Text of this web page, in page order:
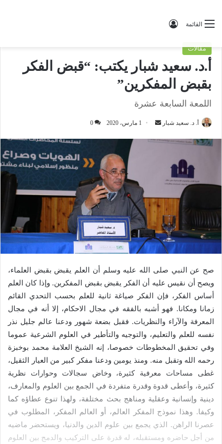
القائمة
مقالات
أ.د. سعيد شبار يكتب: “قبض الفكر
بقبض المفكرين”
اللمعة السابعة عشرة
أ. د. سعيد شبار
د
إ
ل
ك
ي
ا
1 مارس، 2020 0
صح عن النبي صلى الله عليه وسلم أن العلم يقبض بقبض العلماء،
ويصح أن نقيس عليه أن الفكر يقبض بقبض المفكرين. وإذا كان العلم
أساس الفكر، فإن الفكر صياغة ثانية للعلم بحسب التحدي القائم
زمانا ومكانا. فهو أشبه بالفقه في مجال الاحكام، إلا أنه في مجال
المعرفة والآراء والنظريات. فقبل بضعة شهور ودعنا عالم جليل نذر
نفسه للعلم والتعليم، والتوجيه والتأطير في العلوم الشرعية عموما
وفي تحقيق المخطوطات خصوصا، إنه الشيخ العلامة محمد بوخبزة
رحمه الله وتقبل منه. ومنذ يومين ودعنا مفكر كبير من العيار الثقيل،
غطى مساحات معرفية كثيرة، وخاض سجالات وحوارات نظرية
كثيرة، وأعطى قدوة وقدرة متفردة في الجمع بين العلوم والمعارف،
دينية وإنسانية وعقلية ومناهج بحث مختلفة، ولهذا تنوع عطاؤه كما
وكيفا. وهذا نموذج المفكر العالم، أو العالم المفكر، المطلوب في
عصرنا الراهن. الذي يجمع بين علوم الدين والدنيا، ويستحضر ماضيه
من أجل حاضره ومستقبله، له قدرة على التركيب والدمج بين العلوم